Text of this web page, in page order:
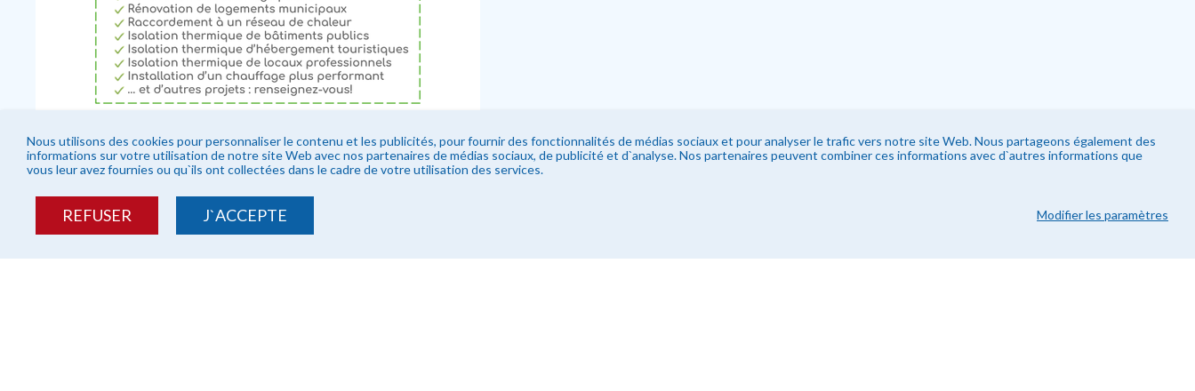
Nous utilisons des cookies pour personnaliser le contenu et les publicités, pour fournir des fonctionnalités de médias sociaux et pour analyser le trafic vers notre site Web. Nous partageons également des
informations sur votre utilisation de notre site Web avec nos partenaires de médias sociaux, de publicité et d`analyse. Nos partenaires peuvent combiner ces informations avec d`autres informations que
vous leur avez fournies ou qu`ils ont collectées dans le cadre de votre utilisation des services.
REFUSER J`ACCEPTE Modifier les paramètres